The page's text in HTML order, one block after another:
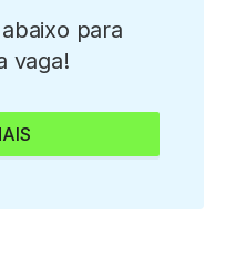
para
vaga!